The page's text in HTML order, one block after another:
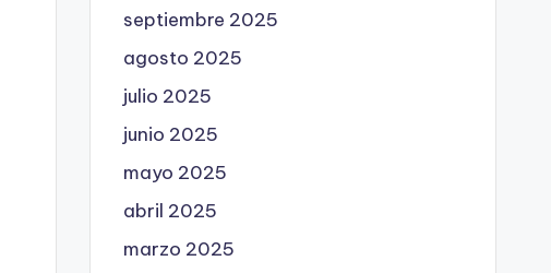
septiembre 2025
agosto 2025
julio 2025
junio 2025
mayo 2025
abril 2025
marzo 2025